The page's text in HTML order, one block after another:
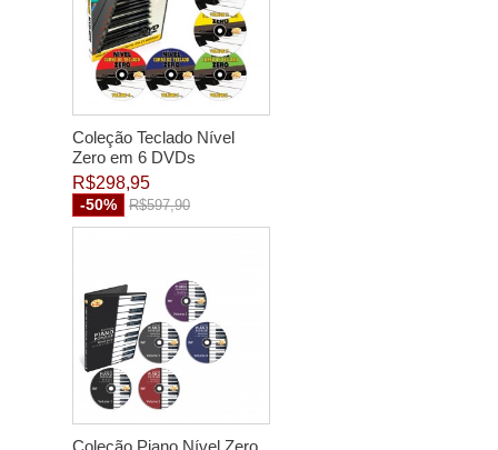
Coleção Teclado Nível
Zero em 6 DVDs
R$298,95
-50% R$597,90